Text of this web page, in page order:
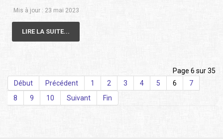
Mis à jour : 23 mai 2023
LIRE LA SUITE...
Page 6 sur 35
Début
Précédent 1 2 3 4 5 6
7
8
9 10 Suivant Fin